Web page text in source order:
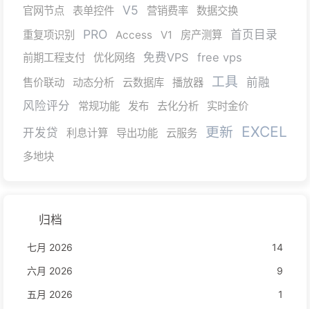
官网节点 表单控件 V5 营销费率
数据交换
重复项识别
PRO Access V1 房产测算 首页目录
前期工程支付 优化网络 免费VPS free vps
售价联动 动态分析 云数据库 播放器 工具
前融
风险评分
常规功能 发布 去化分析 实时金价
开发贷 利息计算 导出功能 云服务 更新 EXCEL
多地块
归档
七月 2026
14
六月 2026
9
五月 2026
1